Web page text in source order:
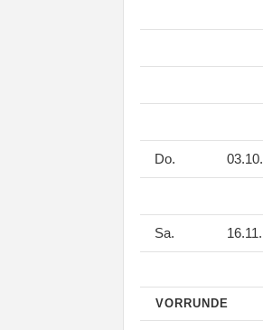
Do. 03.10.
Sa. 16.11.
VORRUNDE